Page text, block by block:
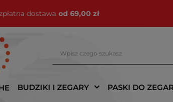
dostawa od 69,00 zł
BUDZIKI I ZEGARY PASKI DO